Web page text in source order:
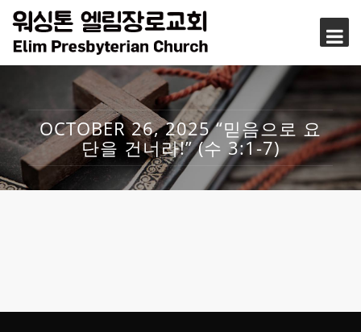
OCTOBER 26, 2025 “믿음으로 요
단을 건너라!” (수 3:1-7)